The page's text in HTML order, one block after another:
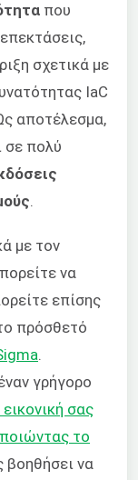
που
σχετικά με
IaC
αποτέλεσμα,
σε πολύ
.
με τον
να
επίσης
πρόσθετό
γρήγορο
σας
το
βοηθήσει να